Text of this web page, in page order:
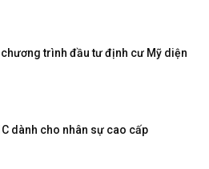
trình đầu tư định cư Mỹ diện
dành cho nhân sự cao cấp